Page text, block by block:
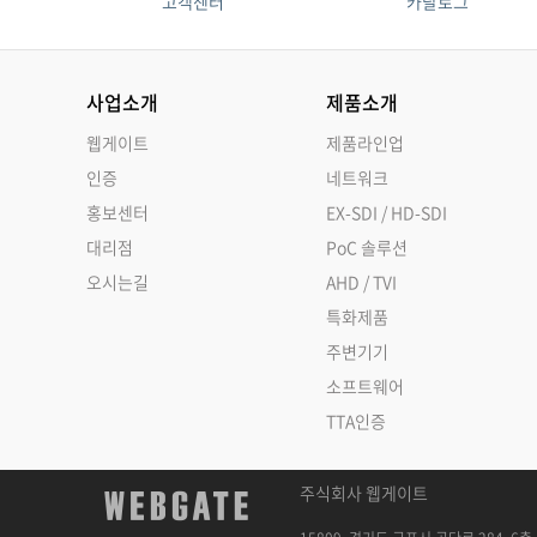
사업소개
웹게이트
인증
홍보센터
대리점
오시는길
제품소개
제품라인업
네트워크
EX-SDI / HD-SDI
PoC 솔루션
AHD / TVI
특화제품
주변기기
소프트웨어
TTA인증
주식회사 웹게이트